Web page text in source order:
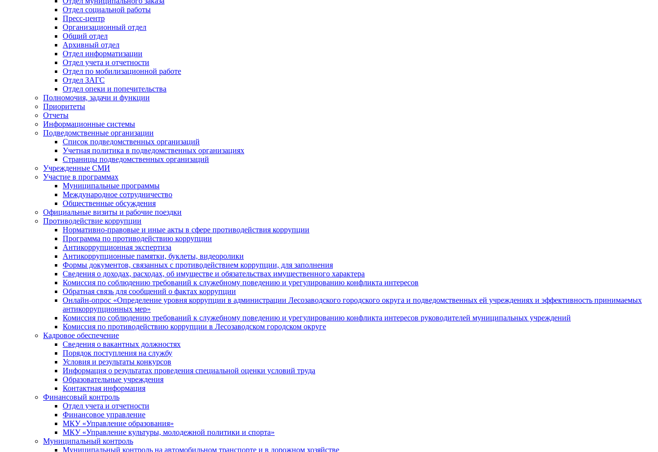
Отдел социальной работы
Пресс-центр
Организационный отдел
Общий отдел
Архивный отдел
Отдел информатизации
Отдел учета и отчетности
Отдел по мобилизационной работе
Отдел ЗАГС
Отдел опеки и попечительства
Полномочия, задачи и функции
Приоритеты
Отчеты
Информационные системы
Подведомственные организации
Список подведомственных организаций
Учетная политика в подведомственных организациях
Страницы подведомственных организаций
Учрежденные СМИ
Участие в программах
Муниципальные программы
Международное сотрудничество
Общественные обсуждения
Официальные визиты и рабочие поездки
Противодействие коррупции
Нормативно-правовые и иные акты в сфере противодействия коррупции
Программа по противодействию коррупции
Антикоррупционная экспертиза
Антикоррупционные памятки, буклеты, видеоролики
Формы документов, связанных с противодействием коррупции, для заполнения
Сведения о доходах, расходах, об имуществе и обязательствах имущественного характера
Комиссия по соблюдению требований к служебному поведению и урегулированию конфликта интересов
Обратная связь для сообщений о фактах коррупции
Онлайн-опрос «Определение уровня коррупции в администрации Лесозаводского городского округа и подведомственных ей учреждениях и эффективность принимаемых
антикоррупционных мер»
Комиссия по соблюдению требований к служебному поведению и урегулированию конфликта интересов руководителей муниципальных учреждений
Комиссия по противодействию коррупции в Лесозаводском городском округе
Кадровое обеспечение
Сведения о вакантных должностях
Порядок поступления на службу
Условия и результаты конкурсов
Информация о результатах проведения специальной оценки условий труда
Образовательные учреждения
Контактная информация
Финансовый контроль
Отдел учета и отчетности
Финансовое управление
МКУ «Управление образования»
МКУ «Управление культуры, молодежной политики и спорта»
Муниципальный контроль
Муниципальный контроль на автомобильном транспорте и в дорожном хозяйстве